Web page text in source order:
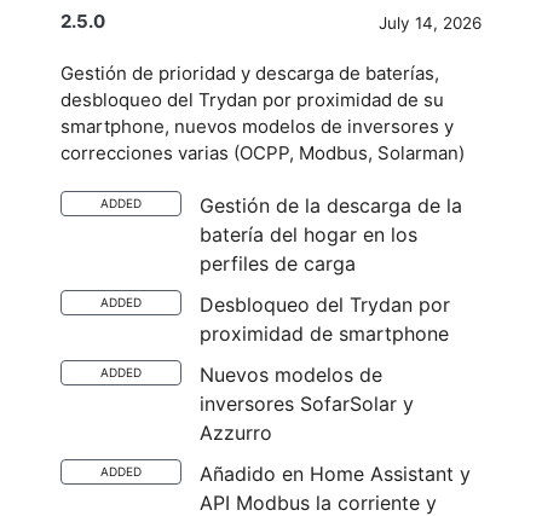
2.5.0 July 14, 2026
Gestión de prioridad y descarga de baterías,
desbloqueo del Trydan por proximidad de su
smartphone, nuevos modelos de inversores y
correcciones varias (OCPP, Modbus, Solarman)
ADDED
Gestión de la descarga de la
batería del hogar en los
perfiles de carga
ADDED
Desbloqueo del Trydan por
proximidad de smartphone
ADDED
Nuevos modelos de
inversores SofarSolar y
Azzurro
ADDED
Añadido en Home Assistant y
API Modbus la corriente y